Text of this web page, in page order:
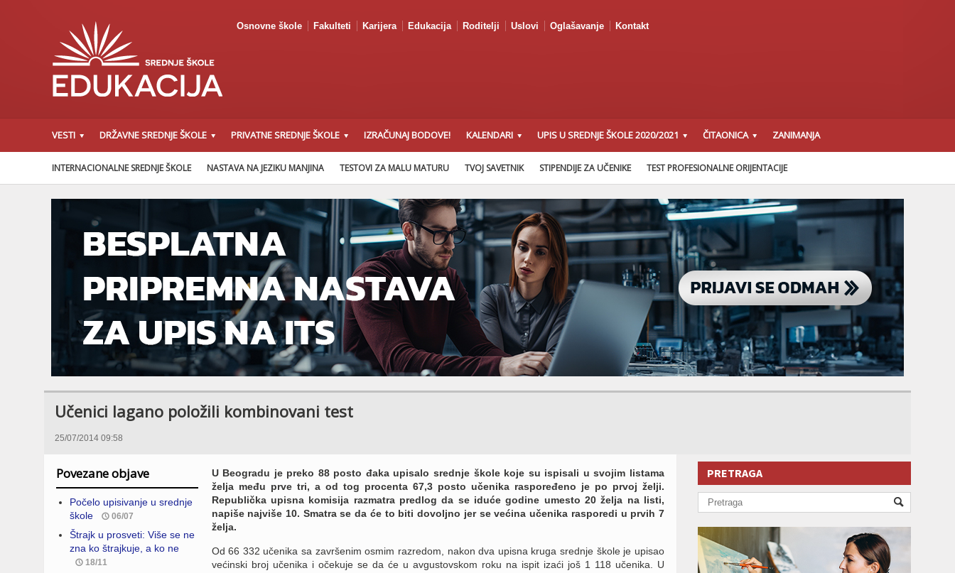
Osnovne škole Fakulteti Karijera Edukacija Roditelji Uslovi Oglašavanje Kontakt
VESTI DRŽAVNE SREDNJE ŠKOLE PRIVATNE SREDNJE ŠKOLE IZRAČUNAJ BODOVE! KALENDARI UPIS U SREDNJE ŠKOLE 2020/2021 ČITAONICA ZANIMANJA
INTERNACIONALNE SREDNJE ŠKOLE NASTAVA NA JEZIKU MANJINA TESTOVI ZA MALU MATURU TVOJ SAVETNIK STIPENDIJE ZA UČENIKE TEST PROFESIONALNE ORIJENTACIJE
Učenici lagano položili kombinovani test
25/07/2014 09:58
Povezane objave
Počelo upisivanje u srednje
škole
06/07
Štrajk u prosveti: Više se ne
zna ko štrajkuje, a ko ne
18/11
U Beogradu je preko 88 posto đaka upisalo srednje škole koje su ispisali u svojim listama
želja među prve tri, a od tog procenta 67,3 posto učenika raspoređeno je po prvoj želji.
Republička upisna komisija razmatra predlog da se iduće godine umesto 20 želja na listi,
napiše najviše 10. Smatra se da će to biti dovoljno jer se većina učenika rasporedi u prvih 7
želja.
Od 66 332 učenika sa završenim osmim razredom, nakon dva upisna kruga srednje škole je upisao
većinski broj učenika i očekuje se da će u avgustovskom roku na ispit izaći još 1 118 učenika. U
PRETRAGA